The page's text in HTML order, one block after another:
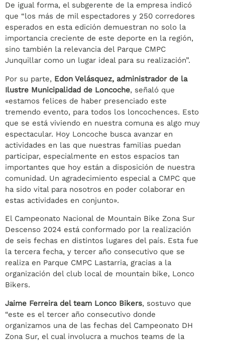
De igual forma, el subgerente de la empresa indicó
que “los más de mil espectadores y 250 corredores
esperados en esta edición demuestran no solo la
importancia creciente de este deporte en la región,
sino también la relevancia del Parque CMPC
Junquillar como un lugar ideal para su realización”.
Por su parte, Edon Velásquez, administrador de la
Ilustre Municipalidad de Loncoche, señaló que
«estamos felices de haber presenciado este
tremendo evento, para todos los loncochences. Esto
que se está viviendo en nuestra comuna es algo muy
espectacular. Hoy Loncoche busca avanzar en
actividades en las que nuestras familias puedan
participar, especialmente en estos espacios tan
importantes que hoy están a disposición de nuestra
comunidad. Un agradecimiento especial a CMPC que
ha sido vital para nosotros en poder colaborar en
estas actividades en conjunto».
El Campeonato Nacional de Mountain Bike Zona Sur
Descenso 2024 está conformado por la realización
de seis fechas en distintos lugares del país. Esta fue
la tercera fecha, y tercer año consecutivo que se
realiza en Parque CMPC Lastarria, gracias a la
organización del club local de mountain bike, Lonco
Bikers.
Jaime Ferreira del team Lonco Bikers, sostuvo que
“este es el tercer año consecutivo donde
organizamos una de las fechas del Campeonato DH
Zona Sur, el cual involucra a muchos teams de la